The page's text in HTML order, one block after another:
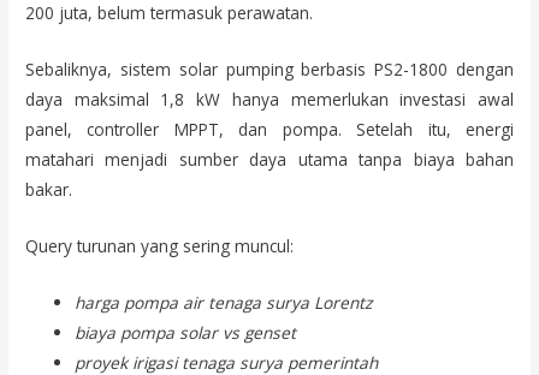
200 juta, belum termasuk perawatan.
Sebaliknya, sistem solar pumping berbasis PS2-1800 dengan
daya maksimal 1,8 kW hanya memerlukan investasi awal
panel, controller MPPT, dan pompa. Setelah itu, energi
matahari menjadi sumber daya utama tanpa biaya bahan
bakar.
Query turunan yang sering muncul:
harga pompa air tenaga surya Lorentz
biaya pompa solar vs genset
proyek irigasi tenaga surya pemerintah